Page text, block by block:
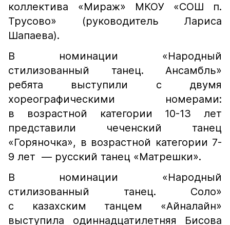
коллектива «Мираж» МКОУ «СОШ п.
Трусово» (руководитель Лариса
Шапаева).
В номинации «Народный
стилизованный танец. Ансамбль»
ребята выступили с двумя
хореографическими номерами:
в возрастной категории 10-13 лет
представили чеченский танец
«Горяночка», в возрастной категории 7-
9 лет — русский танец «Матрешки».
В номинации «Народный
стилизованный танец. Соло»
с казахским танцем «Айналайн»
выступила одиннадцатилетняя Бисова